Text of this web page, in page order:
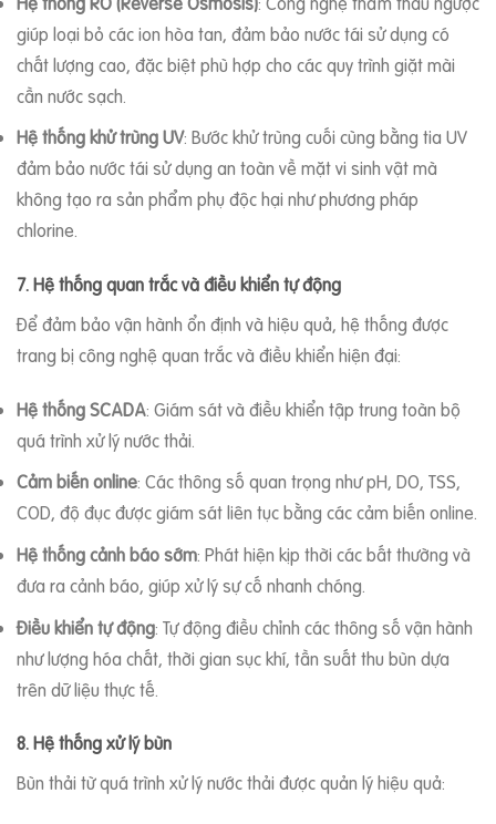
giúp loại bỏ các ion hòa tan, đảm bảo nước tái sử dụng có
chất lượng cao, đặc biệt phù hợp cho các quy trình giặt mài
cần nước sạch.
Hệ thống khử trùng UV: Bước khử trùng cuối cùng bằng tia UV
đảm bảo nước tái sử dụng an toàn về mặt vi sinh vật mà
không tạo ra sản phẩm phụ độc hại như phương pháp
chlorine.
7. Hệ thống quan trắc và điều khiển tự động
Để đảm bảo vận hành ổn định và hiệu quả, hệ thống được
trang bị công nghệ quan trắc và điều khiển hiện đại:
Hệ thống SCADA: Giám sát và điều khiển tập trung toàn bộ
quá trình xử lý nước thải.
Cảm biến online: Các thông số quan trọng như pH, DO, TSS,
COD, độ đục được giám sát liên tục bằng các cảm biến online.
Hệ thống cảnh báo sớm: Phát hiện kịp thời các bất thường và
đưa ra cảnh báo, giúp xử lý sự cố nhanh chóng.
Điều khiển tự động: Tự động điều chỉnh các thông số vận hành
như lượng hóa chất, thời gian sục khí, tần suất thu bùn dựa
trên dữ liệu thực tế.
8. Hệ thống xử lý bùn
Bùn thải từ quá trình xử lý nước thải được quản lý hiệu quả: